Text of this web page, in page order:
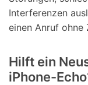
Interferenzen
einen Anruf ohne
Hilft ein
iPhone-